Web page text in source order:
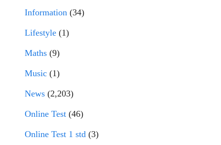
Information (34)
Lifestyle (1)
Maths (9)
Music (1)
News (2,203)
Online Test (46)
Online Test 1 std (3)